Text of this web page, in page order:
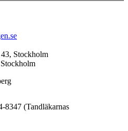
43, Stockholm
8347 (Tandläkarnas